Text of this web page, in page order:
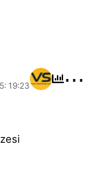
19:23
⋯